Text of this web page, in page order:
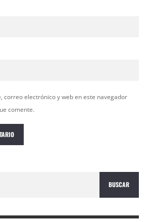
correo electrónico y web en este navegador
comente.